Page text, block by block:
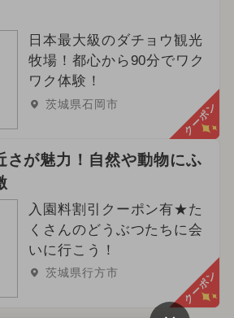
ベント
ベント
限定メニュー
ベント
ベント クリスマス
日本最大級のダチョウ観光
牧場！都心から90分でワク
ワク体験！
茨城県石岡市 クーポン
さが魅力！自然や動物にふ
入園料割引クーポン有★た
くさんのどうぶつたちに会
いに行こう！
茨城県行方市 クーポン